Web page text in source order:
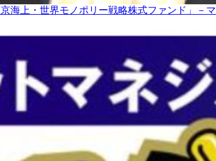
海上・世界モノポリー戦略株式ファンド」－